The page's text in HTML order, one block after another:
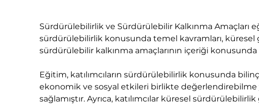
Sürdürülebilirlik ve Sürdürülebilir Kalkınma Amaçları
sürdürülebilirlik konusunda temel kavramları,
sürdürülebilir kalkınma amaçlarının içeriği konusunda
Eğitim, katılımcıların sürdürülebilirlik konusunda
ekonomik ve sosyal etkileri birlikte
sağlamıştır. Ayrıca, katılımcılar küresel